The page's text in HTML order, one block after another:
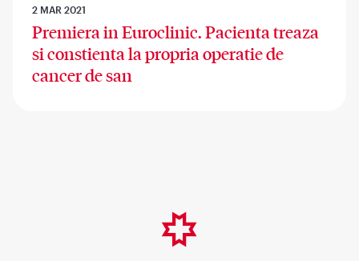
2 MAR 2021
Premiera in Euroclinic. Pacienta treaza
si constienta la propria operatie de
cancer de san